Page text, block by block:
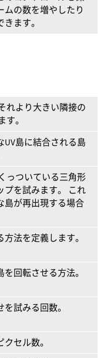
ムの数を増やしたり
ます。
れより大きい隣接の
す。
UV島に結合される島
っついている三角形
プを試みます。 これ
島が再出現する場合
法を定義します。
回転させる方法。
試みる回数。
セル数。